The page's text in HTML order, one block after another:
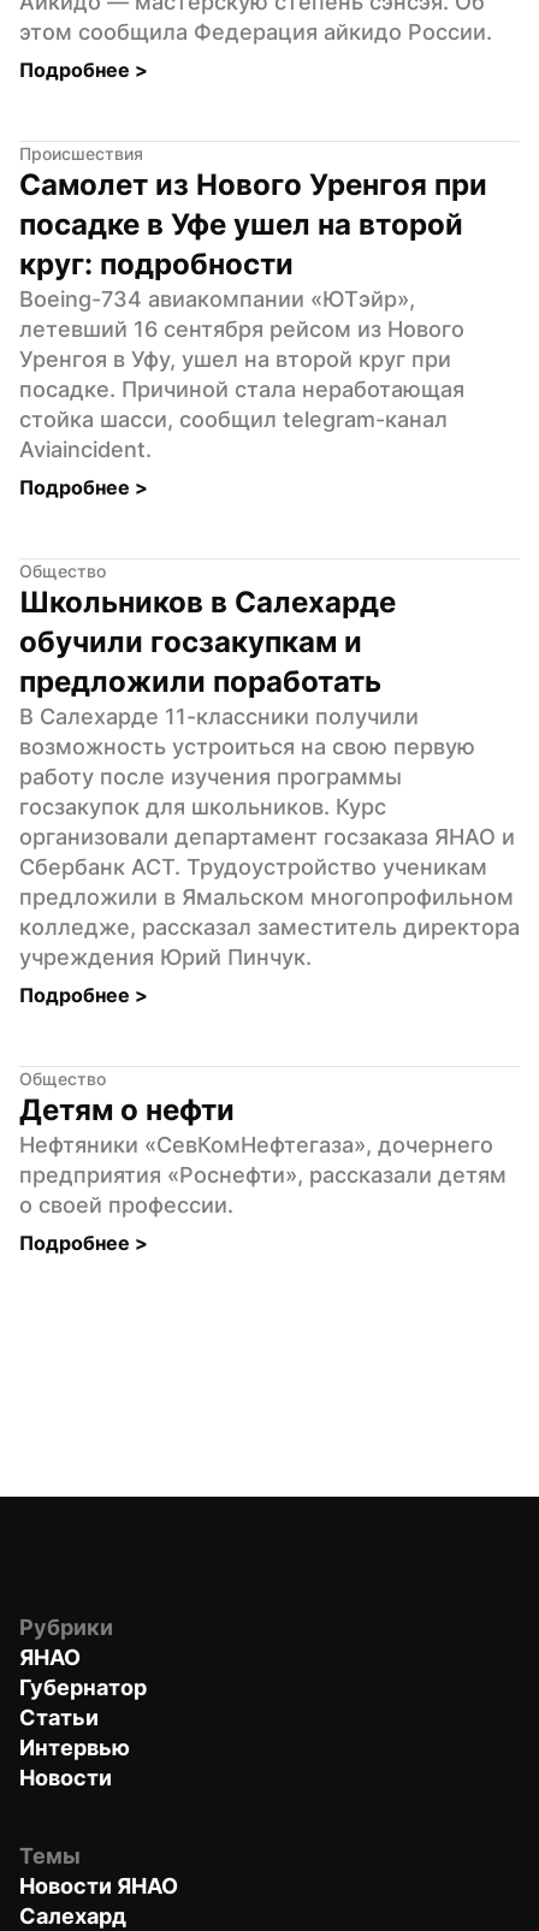
этом сообщила Федерация айкидо России.
Подробнее >
Происшествия
Самолет из Нового Уренгоя при
посадке в Уфе ушел на второй
круг: подробности
Boeing-734 авиакомпании «ЮТэйр»,
летевший 16 сентября рейсом из Нового
Уренгоя в Уфу, ушел на второй круг при
посадке. Причиной стала неработающая
стойка шасси, сообщил telegram-канал
Aviaincident.
Подробнее >
Общество
Школьников в Салехарде
обучили госзакупкам и
предложили поработать
В Салехарде 11-классники получили
возможность устроиться на свою первую
работу после изучения программы
госзакупок для школьников. Курс
организовали департамент госзаказа ЯНАО и
Сбербанк АСТ. Трудоустройство ученикам
предложили в Ямальском многопрофильном
колледже, рассказал заместитель директора
учреждения Юрий Пинчук.
Подробнее >
Общество
Детям о нефти
Нефтяники «СевКомНефтегаза», дочернего
предприятия «Роснефти», рассказали детям
о своей профессии.
Подробнее >
Рубрики
ЯНАО
Губернатор
Статьи
Интервью
Новости
Темы
Новости ЯНАО
Салехард